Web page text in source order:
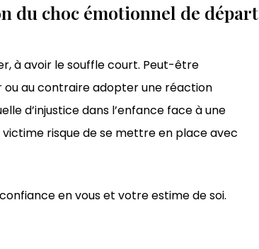
du choc émotionnel de départ
à avoir le souffle court. Peut-être
ou au contraire adopter une réaction
d’injustice dans l’enfance face à une
risque de se mettre en place avec
en vous et votre estime de soi.